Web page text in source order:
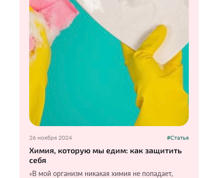
26 ноября 2024 #Статья
Химия, которую мы едим: как защитить
себя
«В мой организм никакая химия не попадает,